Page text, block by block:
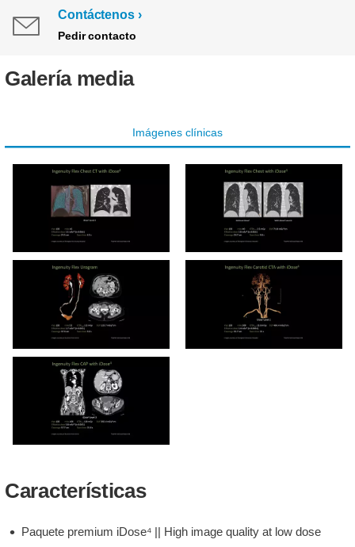
Contáctenos
Pedir contacto
Galería media
Imágenes clínicas
Características
Paquete premium iDose⁴ || High image quality at low dose